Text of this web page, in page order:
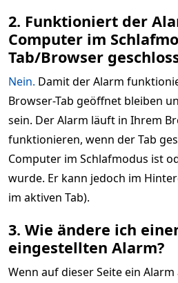
2. Funktioniert der
Computer im
Tab/Browser
Nein. Damit der Alarm
Browser-Tab geöffnet bleiben
sein. Der Alarm läuft in Ihrem
funktionieren, wenn der Tab
Computer im Schlafmodus ist
wurde. Er kann jedoch im
im aktiven Tab).
3. Wie ändere ich
eingestellten Alarm?
Wenn auf dieser Seite ein